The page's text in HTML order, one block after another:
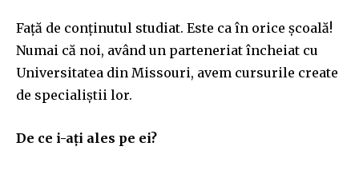
Față de conținutul studiat. Este ca în orice școală!
Numai că noi, având un parteneriat încheiat cu
Universitatea din Missouri, avem cursurile create
de specialiștii lor.
De ce i-ați ales pe ei?